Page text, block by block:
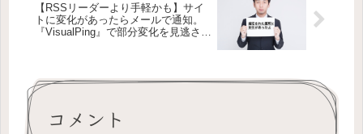
【RSSリーダーより手軽かも】サイ
トに変化があったらメールで通知。
『VisualPing』で部分変化を見逃さな
コメント